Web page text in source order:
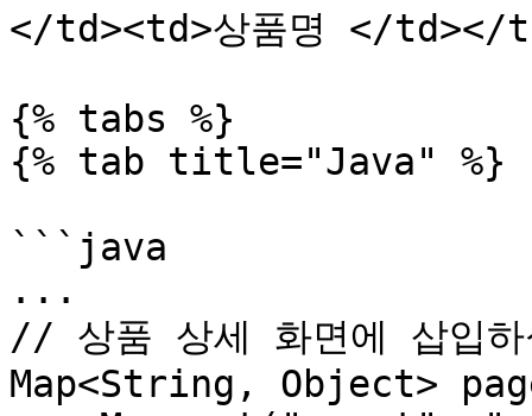
</td><td>상품명 </
{% tabs %}
{% tab title="Java" %}
```java
...
// 상품 상세 화면에 삽입하
Map<String, Object>